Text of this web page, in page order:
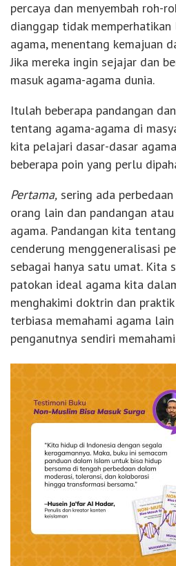
percaya dan menyembah roh-
dianggap tidak
agama, menentang kemajuan
Jika mereka ingin sejajar dan
masuk agama-agama dunia.
Itulah beberapa pandangan
tentang agama-agama di
kita pelajari dasar-dasar
beberapa poin yang perlu
Pertama, sering ada
orang lain dan pandangan
agama. Pandangan kita
cenderung menggeneralisasi
sebagai hanya satu umat. Kita
patokan ideal agama kita
menghakimi doktrin dan
terbiasa memahami agama
penganutnya sendiri